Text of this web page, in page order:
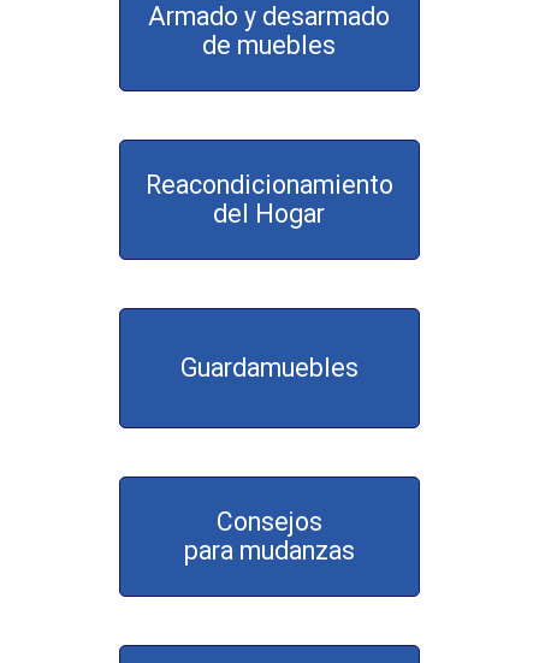
Armado y desarmado
de muebles
Reacondicionamiento
del Hogar
Guardamuebles
Consejos
para mudanzas